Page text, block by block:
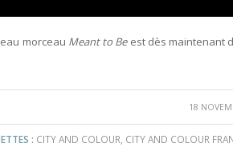
morceau Meant to Beest dès maintenant
18 /
: CITY AND COLOUR CITY AND COLOUR